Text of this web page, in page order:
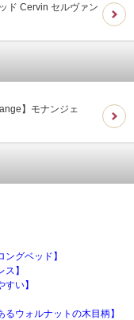
ド Cervin セルヴァン
】モナンジェ お
グベッド】
】
い】
ウォルナットの木目柄】